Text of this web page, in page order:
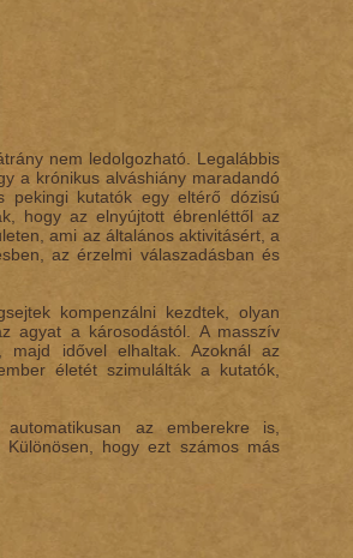
nem ledolgozható. Legalábbis
a krónikus alváshiány maradandó
pekingi kutatók egy eltérő dózisú
hogy az elnyújtott ébrenléttől az
ami az általános aktivitásért, a
az érzelmi válaszadásban és
kompenzálni kezdtek, olyan
agyat a károsodástól. A masszív
majd idővel elhaltak. Azoknál az
életét szimulálták a kutatók,
az emberekre is,
hogy ezt számos más